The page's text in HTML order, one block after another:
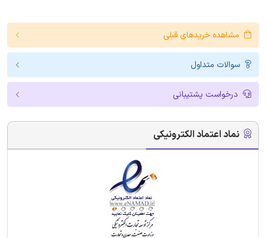
مشاهده خریدهای قبلی
سوالات متداول
درخواست پشتیبانی
نماد اعتماد الکترونیکی